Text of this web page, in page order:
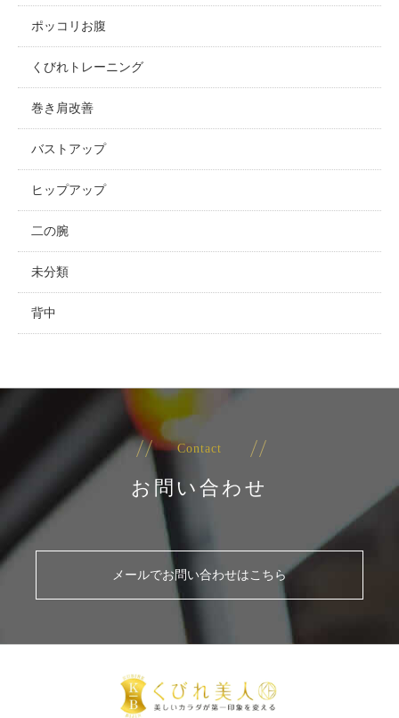
ポッコリお腹
くびれトレーニング
巻き肩改善
バストアップ
ヒップアップ
二の腕
未分類
背中
Contact
お問い合わせ
メールでお問い合わせはこちら